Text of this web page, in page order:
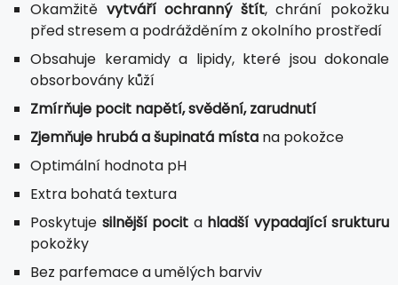
Okamžitě vytváří ochranný štít, chrání pokožku
před stresem a podrážděním z okolního prostředí
Obsahuje keramidy a lipidy, které jsou dokonale
obsorbovány kůží
Zmírňuje pocit napětí, svědění, zarudnutí
Zjemňuje hrubá a šupinatá místa na pokožce
Optimální hodnota pH
Extra bohatá textura
Poskytuje silnější pocit a hladší vypadající srukturu
pokožky
Bez parfemace a umělých barviv